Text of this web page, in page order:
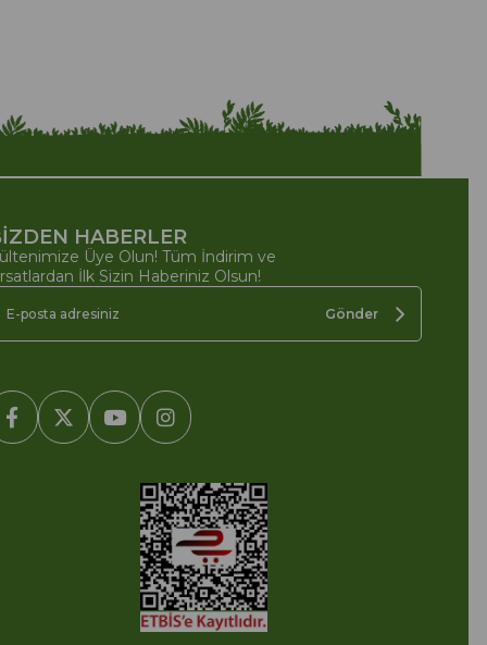
HABERLER
Üye Olun! Tüm İndirim ve
İlk Sizin Haberiniz Olsun!
Gönder